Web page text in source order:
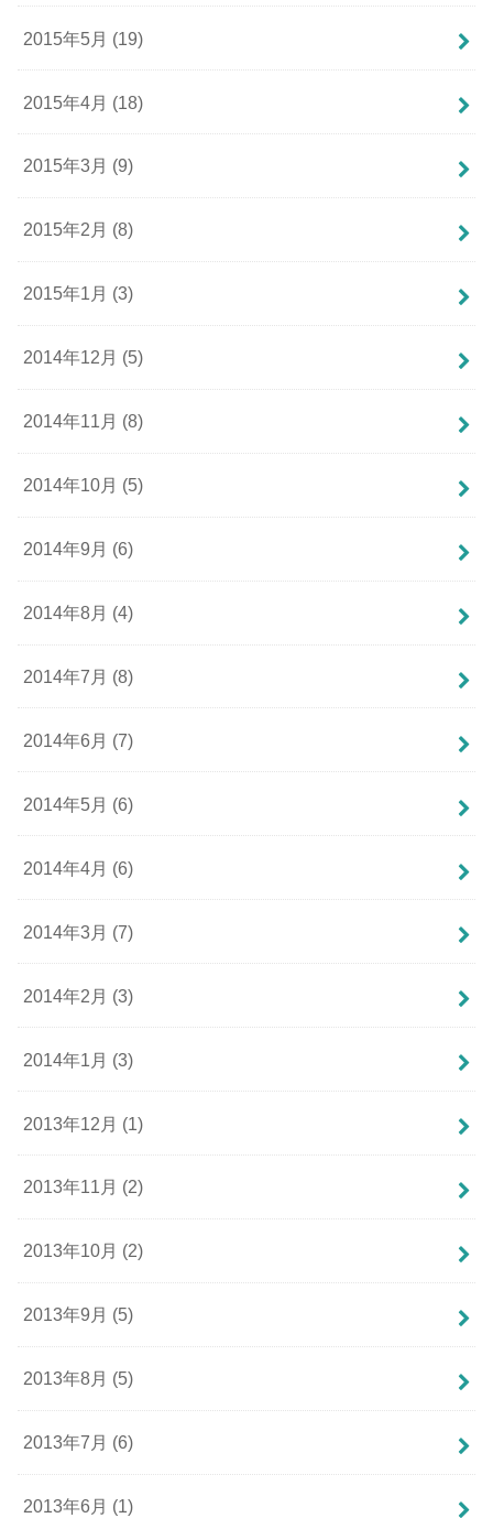
2015年5月 (19)
2015年4月 (18)
2015年3月 (9)
2015年2月 (8)
2015年1月 (3)
2014年12月 (5)
2014年11月 (8)
2014年10月 (5)
2014年9月 (6)
2014年8月 (4)
2014年7月 (8)
2014年6月 (7)
2014年5月 (6)
2014年4月 (6)
2014年3月 (7)
2014年2月 (3)
2014年1月 (3)
2013年12月 (1)
2013年11月 (2)
2013年10月 (2)
2013年9月 (5)
2013年8月 (5)
2013年7月 (6)
2013年6月 (1)